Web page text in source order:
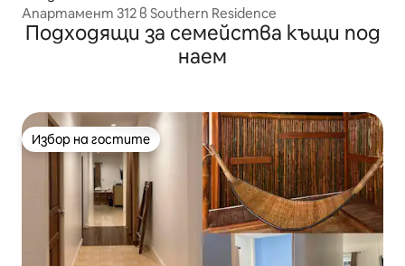
Апартамент 312 в Southern Residence
Подходящи за семейства къщи под
наем
Избор на гостите
Избор на гостите